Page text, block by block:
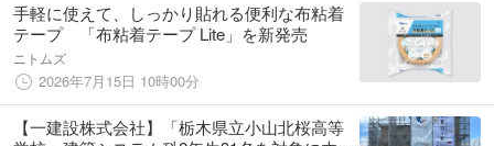
手軽に使えて、しっかり貼れる便利な布粘着
テープ 「布粘着テープ Lite」を新発売
ニトムズ
2026年7月15日 10時00分
【一建設株式会社】「栃木県立小山北桜高等